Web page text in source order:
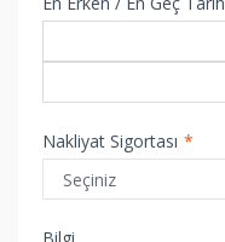
Nakliyat Sigortası *